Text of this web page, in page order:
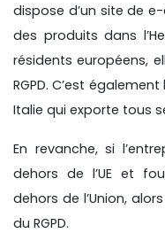
dispose d’un site de
des produits dans
résidents européens,
RGPD. C’est
Italie qui exporte tous
En revanche, si
dehors de l’UE et
dehors de l’Union,
du RGPD.